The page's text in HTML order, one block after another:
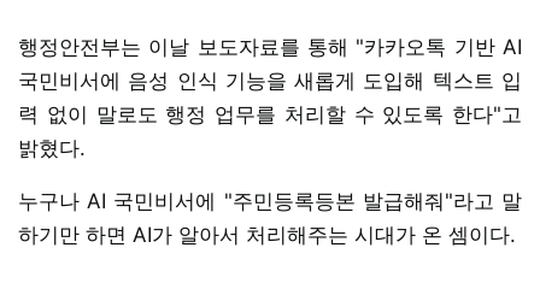
행정안전부는 이날 보도자료를 통해 "카카오톡 기반 AI
국민비서에 음성 인식 기능을 새롭게 도입해 텍스트 입
력 없이 말로도 행정 업무를 처리할 수 있도록 한다"고
밝혔다.
누구나 AI 국민비서에 "주민등록등본 발급해줘"라고 말
하기만 하면 AI가 알아서 처리해주는 시대가 온 셈이다.